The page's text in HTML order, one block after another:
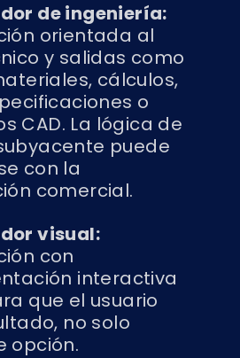
de ingeniería:
orientada al
y salidas como
cálculos,
o
CAD. La lógica de
puede
con la
comercial.
visual:
con
interactiva
que el usuario
no solo
opción.